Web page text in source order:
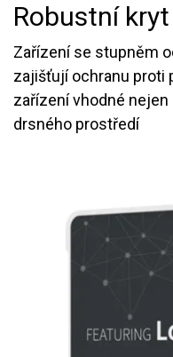
Robustní kryt
Zařízení se stupněm
zajišťují ochranu proti
zařízení vhodné nejen
drsného prostředí